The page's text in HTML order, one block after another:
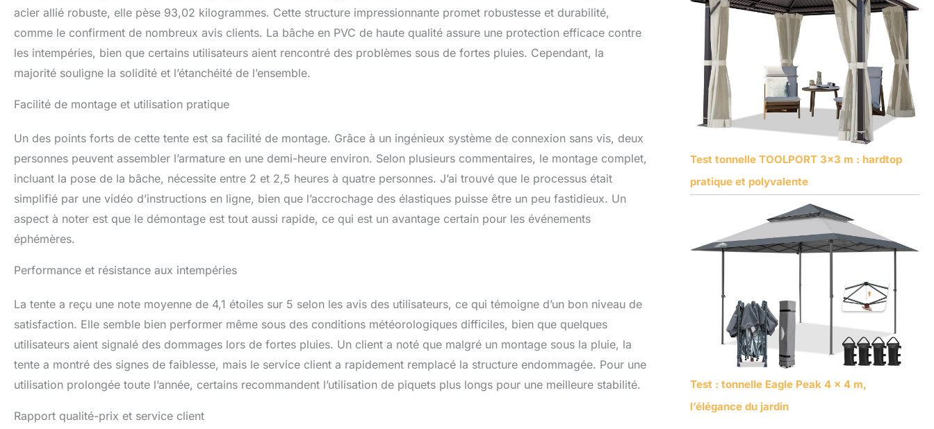
acier allié robuste, elle pèse 93,02 kilogrammes. Cette structure impressionnante promet robustesse et durabilité,
comme le confirment de nombreux avis clients. La bâche en PVC de haute qualité assure une protection efficace contre
les intempéries, bien que certains utilisateurs aient rencontré des problèmes sous de fortes pluies. Cependant, la
majorité souligne la solidité et l’étanchéité de l’ensemble.
Facilité de montage et utilisation pratique
Un des points forts de cette tente est sa facilité de montage. Grâce à un ingénieux système de connexion sans vis, deux
personnes peuvent assembler l’armature en une demi-heure environ. Selon plusieurs commentaires, le montage complet,
incluant la pose de la bâche, nécessite entre 2 et 2,5 heures à quatre personnes. J’ai trouvé que le processus était
simplifié par une vidéo d’instructions en ligne, bien que l’accrochage des élastiques puisse être un peu fastidieux. Un
aspect à noter est que le démontage est tout aussi rapide, ce qui est un avantage certain pour les événements
éphémères.
Performance et résistance aux intempéries
La tente a reçu une note moyenne de 4,1 étoiles sur 5 selon les avis des utilisateurs, ce qui témoigne d’un bon niveau de
satisfaction. Elle semble bien performer même sous des conditions météorologiques difficiles, bien que quelques
utilisateurs aient signalé des dommages lors de fortes pluies. Un client a noté que malgré un montage sous la pluie, la
tente a montré des signes de faiblesse, mais le service client a rapidement remplacé la structure endommagée. Pour une
utilisation prolongée toute l’année, certains recommandent l’utilisation de piquets plus longs pour une meilleure stabilité.
Rapport qualité-prix et service client
Test tonnelle TOOLPORT 3×3 m : hardtop
pratique et polyvalente
Test : tonnelle Eagle Peak 4 x 4 m,
l’élégance du jardin